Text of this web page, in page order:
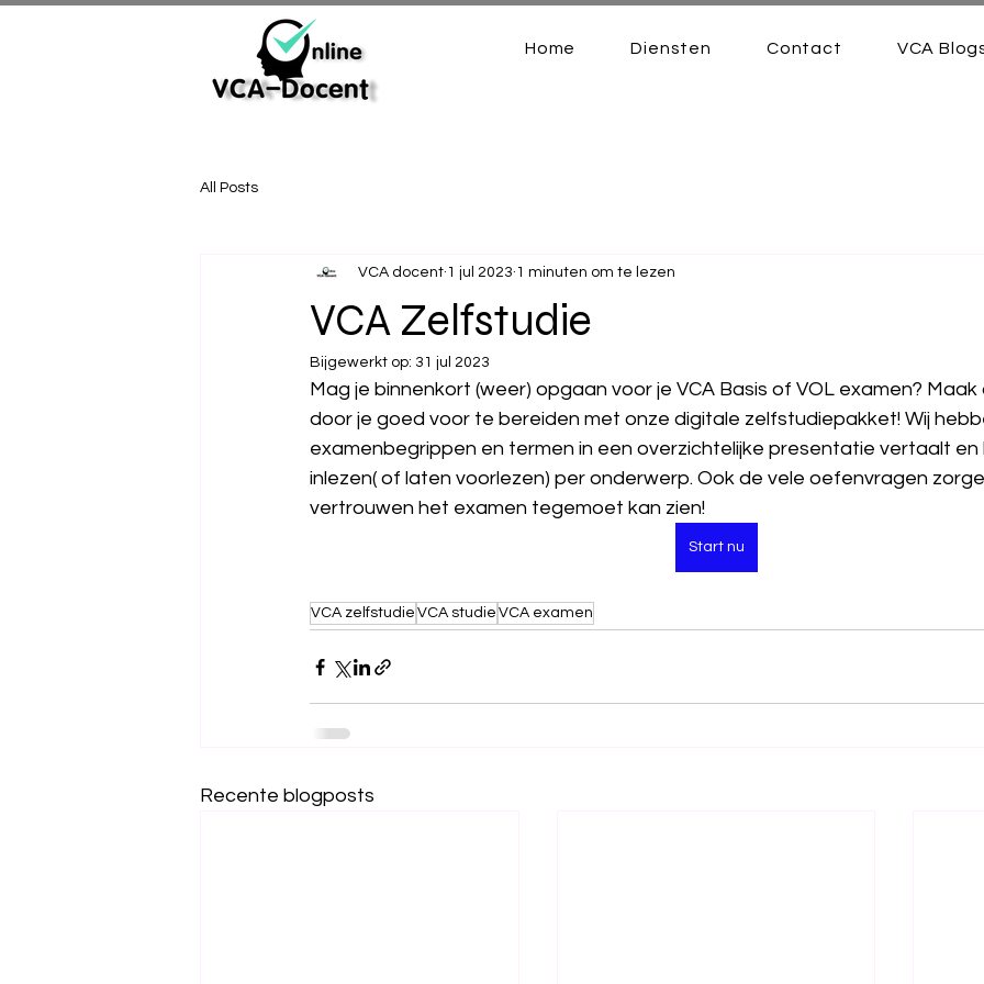
Home Diensten Contact VCA
All Posts
VCA Zelfstudie
VCA docent 1 jul 2023 1 minuten om te lezen
Bijgewerkt op: 31 jul 2023
Mag je binnenkort (weer) opgaan voor je VCA Basis of VOL examen?
door je goed voor te bereiden met onze digitale zelfstudiepakket! Wij
examenbegrippen en termen in een overzichtelijke presentatie vertaalt en
inlezen( of laten voorlezen) per onderwerp. Ook de vele oefenvragen
vertrouwen het examen tegemoet kan zien!
Start nu
VCA zelfstudie VCA studie VCA examen
Recente blogposts